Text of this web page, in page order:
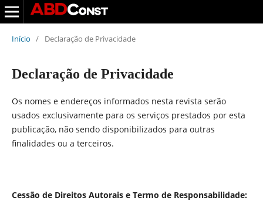
Início / Declaração de Privacidade
Declaração de Privacidade
Os nomes e endereços informados nesta revista serão
usados exclusivamente para os serviços prestados por esta
publicação, não sendo disponibilizados para outras
finalidades ou a terceiros.
Cessão de Direitos Autorais e Termo de Responsabilidade: